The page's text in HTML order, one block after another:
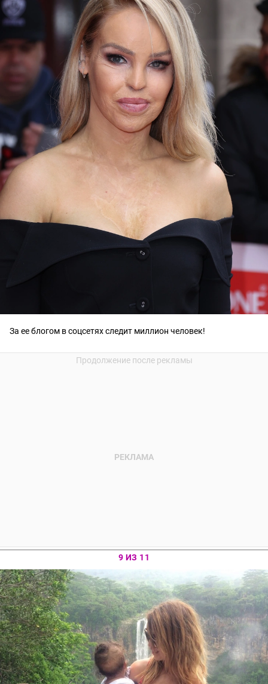
За ее блогом в соцсетях следит миллион человек!
9 ИЗ 11